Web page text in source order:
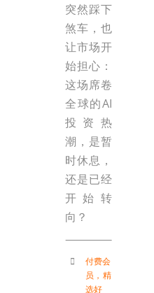
突然踩下
煞车，也
让市场开
始担心：
这场席卷
全球的AI
投资热
潮，是暂
时休息，
还是已经
开始转
向？
付费会
员 ， 精
选好